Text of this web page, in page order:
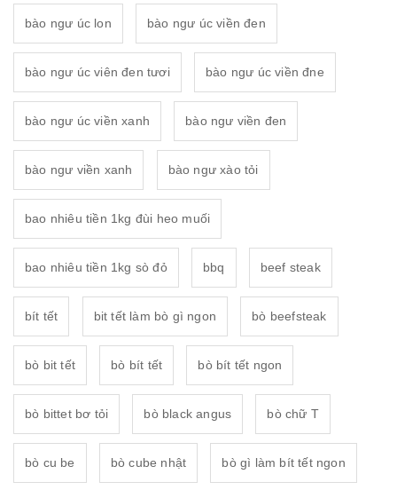
bào ngư úc lon bào ngư úc viền đen
bào ngư úc viên đen tươi bào ngư úc viền đne
bào ngư úc viền xanh bào ngư viền đen
bào ngư viền xanh bào ngư xào tỏi
bao nhiêu tiền 1kg đùi heo muối
bao nhiêu tiền 1kg sò đỏ bbq beef steak
bít tết bit tết làm bò gì ngon bò beefsteak
bò bit tết bò bít tết bò bít tết ngon
bò bittet bơ tỏi bò black angus bò chữ T
bò cu be bò cube nhật bò gì làm bít tết ngon